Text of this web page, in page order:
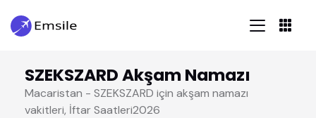
SZEKSZARD Akşam Namazı
Macaristan - SZEKSZARD için akşam namazı
vakitleri, İftar Saatleri2026